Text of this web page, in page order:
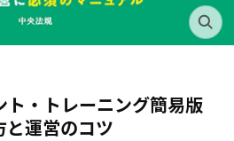
ト・トレーニング簡易版
と運営のコツ